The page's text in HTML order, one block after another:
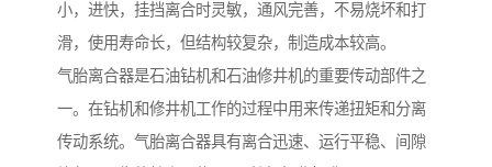
小，进快，挂挡离合时灵敏，通风完善，不易烧坏和打
滑，使用寿命长，但结构较复杂，制造成本较高。
气胎离合器是石油钻机和石油修井机的重要传动部件之
一。在钻机和修井机工作的过程中用来传递扭矩和分离
传动系统。气胎离合器具有离合迅速、运行平稳、间隙